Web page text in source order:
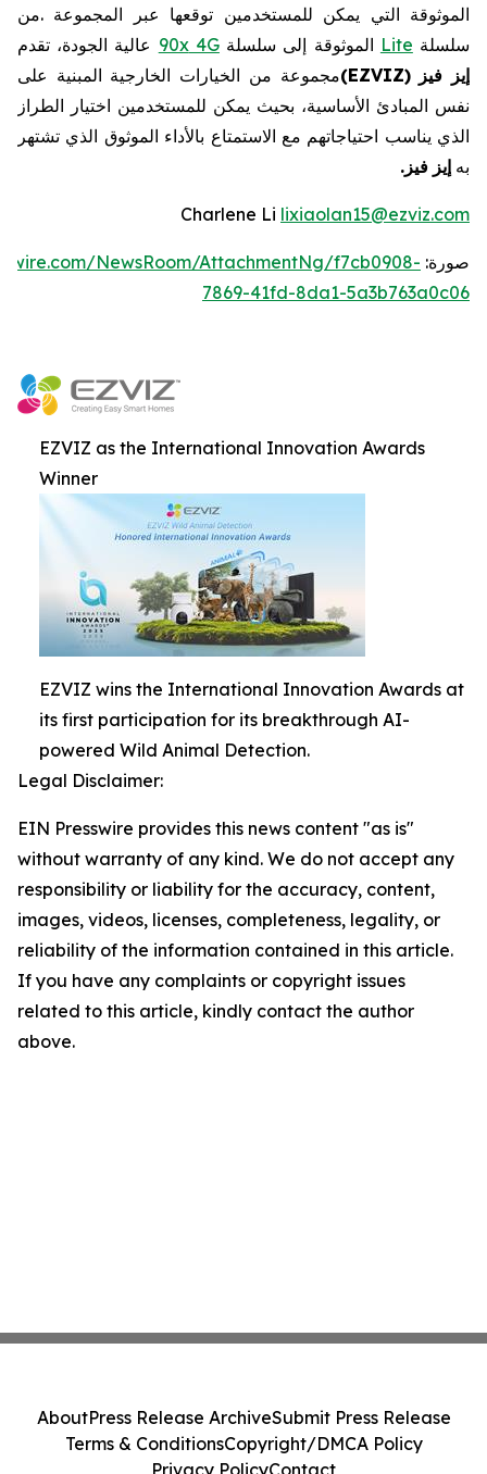
الموثوقة التي يمكن للمستخدمين توقعها عبر المجموعة .من
سلسلة Lite الموثوقة إلى سلسلة 90x4G عالية الجودة، تقدم
إيز فيز (EZVIZ) مجموعة من الخيارات الخارجية المبنية على
نفس المبادئ الأساسية، بحيث يمكن للمستخدمين اختيار الطراز
الذي يناسب احتياجاتهم مع الاستمتاع بالأداء الموثوق الذي تشتهر
به إيز فيز .
Charlene Li lixiaolan15@ezviz.com
صورة: NewsRoom/AttachmentNg/f7cb0908-
7869-41fd-8da1-5a3b763a0c06
EZVIZ as the International Innovation Awards
Winner
EZVIZ wins the International Innovation Awards at
its first participation for its breakthrough AI-
powered Wild Animal Detection.
Legal Disclaimer:
EIN Presswire provides this news content "as is"
without warranty of any kind. We do not accept any
responsibility or liability for the accuracy, content,
images, videos, licenses, completeness, legality, or
reliability of the information contained in this article.
If you have any complaints or copyright issues
related to this article, kindly contact the author
above.
AboutPress Release ArchiveSubmit Press Release
Terms & ConditionsCopyright/DMCA Policy
Privacy PolicyContact